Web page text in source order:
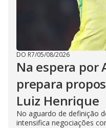
DO R7/05/08/2026
Na espera por
prepara
Luiz Henrique
No aguardo de definição
intensifica negociações